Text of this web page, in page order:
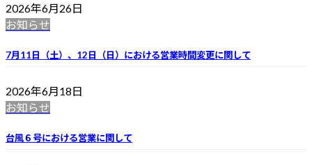
2026年6月26日
お知らせ
7月11日（土）、12日（日）における営業時間変更に関して
2026年6月18日
お知らせ
台風６号における営業に関して